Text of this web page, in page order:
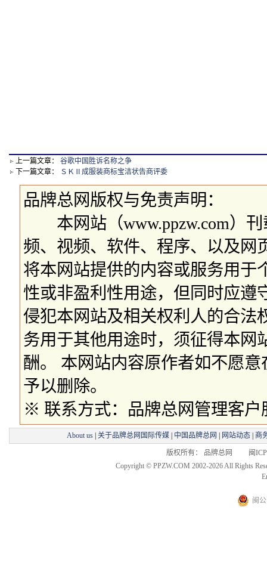
上一篇文章： 谷歌中国胜诉名称之争
下一篇文章：
ＳＫⅡ成服装商标宝洁状告商评委
品牌总网版权与免责声明：
本网站（www.ppzw.com）刊
频、视频、软件、程序、以及网
将本网站提供的内容或服务用于
性或非盈利性用途，但同时应遵
侵犯本网站及相关权利人的合法
务用于其他用途时，须征得本网
酬。 本网站内容原作者如不愿
予以删除。
※ 联系方式：品牌总网管理客户
About us 关于品牌总网国际传媒 中国品牌总网 网站动态 商
版权所有： 品牌总网 闽ICP
Copyright © PPZW.COM 2002-2026 All Rights
闽